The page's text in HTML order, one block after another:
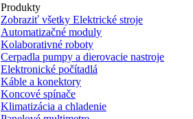
Produkty
Zobraziť všetky Elektrické stroje
Automatizačné moduly
Kolaborativné roboty
Cerpadla pumpy a dierovacie nastroje
Elektronické počítadlá
Káble a konektory
Koncové spínače
Klimatizácia a chladenie